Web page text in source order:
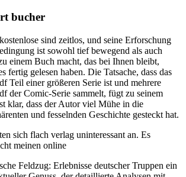
bucher
sind zeitlos, und seine Erforschung
ist sowohl tief bewegend als auch
einem Buch macht, das bei Ihnen bleibt,
fertig gelesen haben. Die Tatsache, dass das
Teil einer größeren Serie ist und mehrere
der Comic-Serie sammelt, fügt zu seinem
klar, dass der Autor viel Mühe in die
und fesselnden Geschichte gesteckt hat.
sich flach verlag uninteressant an. Es
meinen online
Feldzug: Erlebnisse deutscher Truppen ein